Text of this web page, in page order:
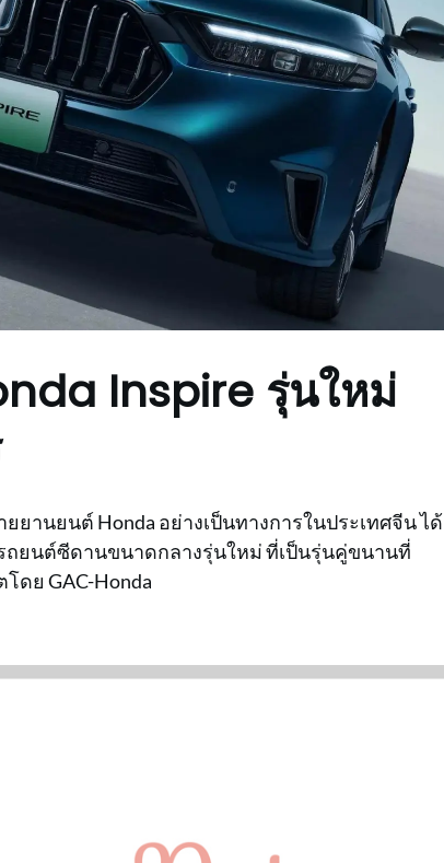
Inspire รุ่นใหม่
ยานยนต์ Honda อย่างเป็นทางการในประเทศจีน ได้
รถยนต์ซีดานขนาดกลางรุ่นใหม่ ที่เป็นรุ่นคู่ขนานที่
ดย GAC-Honda